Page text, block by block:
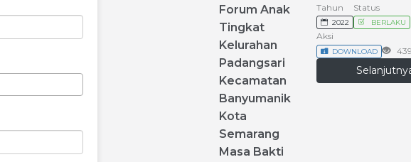
Forum Anak
Tingkat
Kelurahan
Padangsari
Kecamatan
Banyumanik
Kota
Semarang
Masa Bakti
Tahun
2022
Status
BERLAKU
Aksi
DOWNLOAD